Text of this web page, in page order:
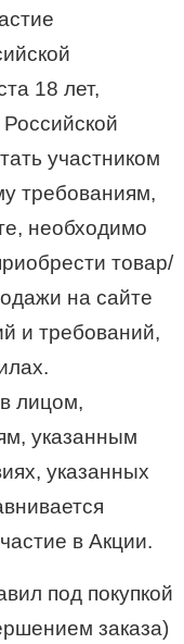
18 лет,
участником
требованиям,
необходимо
товар/
на сайте
и требований,
лицом,
указанным
указанных
в Акции.
под покупкой
заказа)